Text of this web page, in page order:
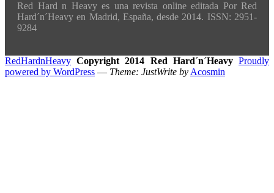
Red Hard n Heavy es una revista online editada Por Red
Hard´n´Heavy en Madrid, España, desde 2014. ISSN: 2951-
9284
RedHardnHeavy Copyright 2014 Red Hard´n´Heavy Proudly
powered by WordPress — Theme: JustWrite by Acosmin